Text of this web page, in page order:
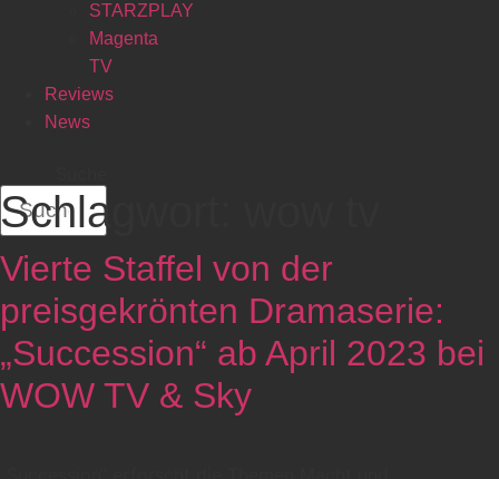
STARZPLAY
Magenta
TV
Reviews
News
Schlagwort:
Vierte Staffel von der
preisgekrönten Dramaserie:
„Succession“ ab April 2023 bei
WOW TV & Sky